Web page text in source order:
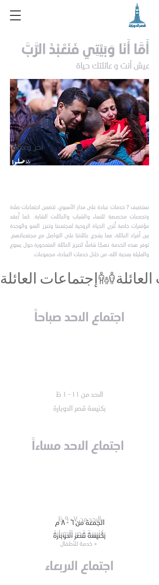
أَمَّا أَنَا وَبَيْتِي فَنَعْبُدُ الرَّبَّ
عيش أنت و عائلتك حياة
آخر وعظة
نستضيف 7 خدمات عبادة على مدار الأسبوع، تتضمن اجتماعات صلاة
وتجمعات مخصصة للنساء والشباب والعائلات الشابة. كما تُعقد
مؤتمرات خاصة تُثري الحياة الروحية لمجتمعنا وتعزز النمو والوحدة
بين أفراد العائلة، مما يشجع عائلاتنا على التواصل مع مجتمعاتهم.
توفر هذه الخدمة نهجًا شاملاً لتعزيز العائلة المتمحورة حول يسوع
والمليئة بمحبة الله، من خلال خدمات العبادة، مجموعات.
إجتماعات العائلة
اجتماع الاحد صباحاً
الاحد من ١١ - ١ ظ
بكنيسة قصر الدوبارة
الجمعة من ٦ - ٨ م
بكنيسة قصر الدوبارة
+ خدمة للأطفال
الاحد من ٧ - ٩ ظ
بكنيسة قصر الدوبارة
اجتماع الاربعاء